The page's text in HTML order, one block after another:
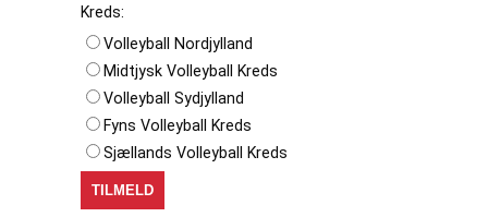
Kreds:
Volleyball Nordjylland
Midtjysk Volleyball Kreds
Volleyball Sydjylland
Fyns Volleyball Kreds
Sjællands Volleyball Kreds